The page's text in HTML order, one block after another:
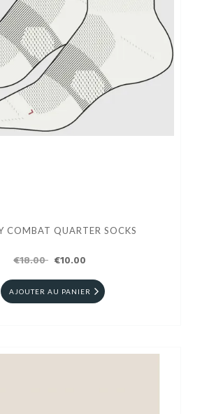
COMBAT QUARTER SOCKS
€18.00 €10.00
AJOUTER AU PANIER